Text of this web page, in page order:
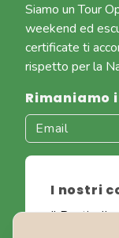
Siamo un Tour
weekend ed
certificate ti
rispetto per la
Rimaniamo
I nostri
Il Ponticello